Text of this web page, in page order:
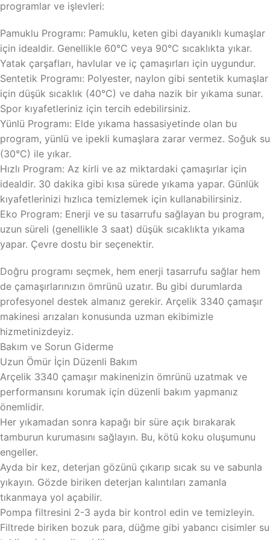
programlar ve işlevleri:
Pamuklu Programı: Pamuklu, keten gibi dayanıklı kumaşlar
için idealdir. Genellikle 60°C veya 90°C sıcaklıkta yıkar.
Yatak çarşafları, havlular ve iç çamaşırları için uygundur.
Sentetik Programı: Polyester, naylon gibi sentetik kumaşlar
için düşük sıcaklık (40°C) ve daha nazik bir yıkama sunar.
Spor kıyafetleriniz için tercih edebilirsiniz.
Yünlü Programı: Elde yıkama hassasiyetinde olan bu
program, yünlü ve ipekli kumaşlara zarar vermez. Soğuk su
(30°C) ile yıkar.
Hızlı Program: Az kirli ve az miktardaki çamaşırlar için
idealdir. 30 dakika gibi kısa sürede yıkama yapar. Günlük
kıyafetlerinizi hızlıca temizlemek için kullanabilirsiniz.
Eko Program: Enerji ve su tasarrufu sağlayan bu program,
uzun süreli (genellikle 3 saat) düşük sıcaklıkta yıkama
yapar. Çevre dostu bir seçenektir.
Doğru programı seçmek, hem enerji tasarrufu sağlar hem
de çamaşırlarınızın ömrünü uzatır. Bu gibi durumlarda
profesyonel destek almanız gerekir. Arçelik 3340 çamaşır
makinesi arızaları konusunda uzman ekibimizle
hizmetinizdeyiz.
Bakım ve Sorun Giderme
Uzun Ömür İçin Düzenli Bakım
Arçelik 3340 çamaşır makinenizin ömrünü uzatmak ve
performansını korumak için düzenli bakım yapmanız
önemlidir.
Her yıkamadan sonra kapağı bir süre açık bırakarak
tamburun kurumasını sağlayın. Bu, kötü koku oluşumunu
engeller.
Ayda bir kez, deterjan gözünü çıkarıp sıcak su ve sabunla
yıkayın. Gözde biriken deterjan kalıntıları zamanla
tıkanmaya yol açabilir.
Pompa filtresini 2-3 ayda bir kontrol edin ve temizleyin.
Filtrede biriken bozuk para, düğme gibi yabancı cisimler su